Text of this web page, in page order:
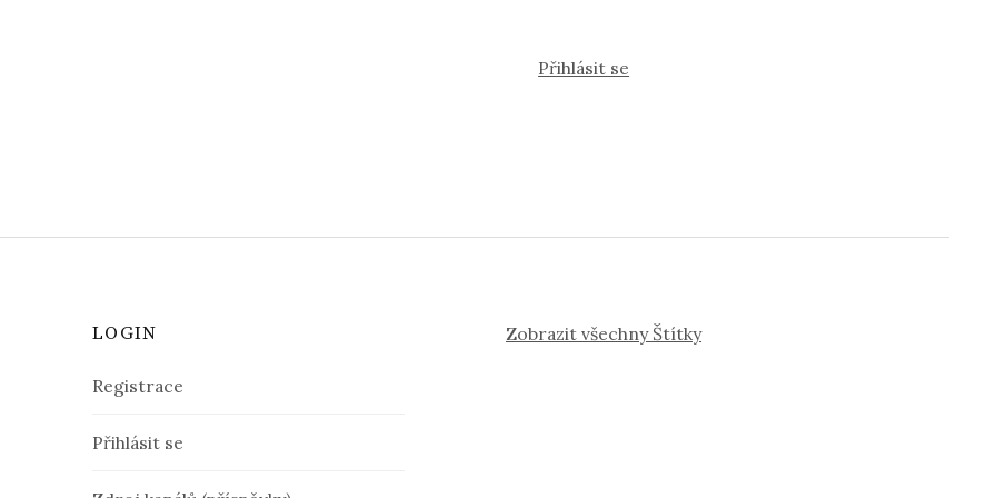
Přihlásit se
LOGIN
Registrace
Přihlásit se
Zobrazit všechny Štítky